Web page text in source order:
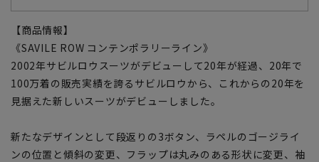
【商品情報】
《SAVILE ROW コンテンポラリーライン》
2002年サビルロウスーツがデビューして20年が経過、20年で
100万着の販売実績を誇るサビルロウから、これからの20年を
見据えた新しいスーツがデビューしました。
新たなデザインとして段返りの3ボタン、ラペルのゴージライ
ンの位置と傾斜の変更、フラップは丸みのある形状に変更、袖